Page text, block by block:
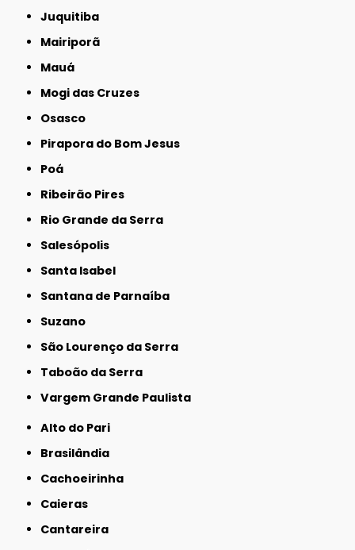
Juquitiba
Mairiporã
Mauá
Mogi das Cruzes
Osasco
Pirapora do Bom Jesus
Poá
Ribeirão Pires
Rio Grande da Serra
Salesópolis
Santa Isabel
Santana de Parnaíba
Suzano
São Lourenço da Serra
Taboão da Serra
Vargem Grande Paulista
Alto do Pari
Brasilândia
Cachoeirinha
Caieras
Cantareira